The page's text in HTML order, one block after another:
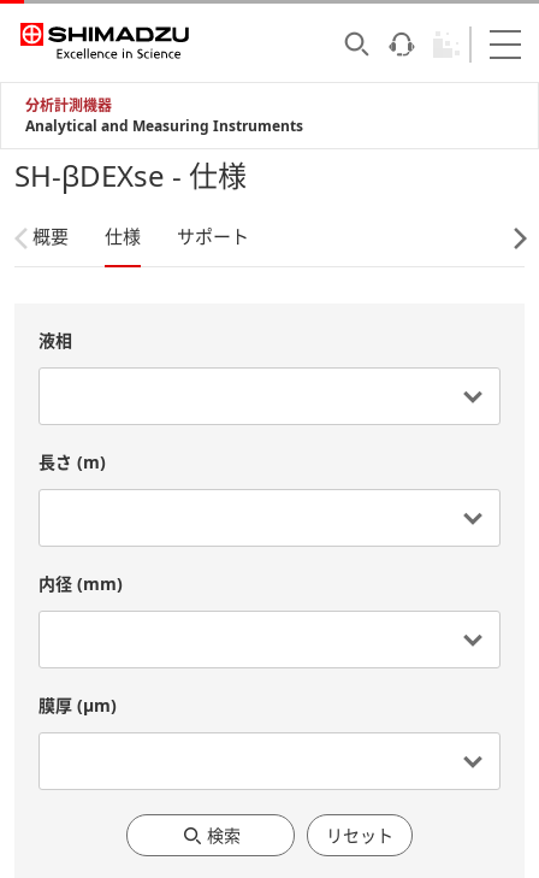
分析計測機器
Analytical and Measuring Instruments
SH-βDEXse - 仕様
概要 仕様 サポート
液相
長さ (m)
内径 (mm)
膜厚 (μm)
検索 リセット